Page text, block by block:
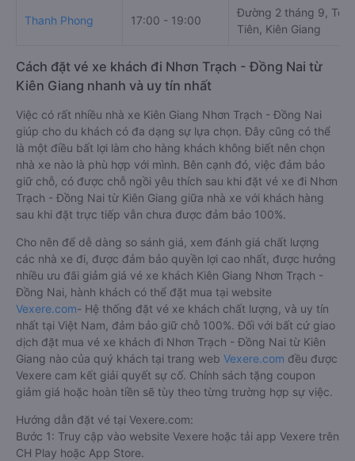
Thanh Phong 17:00 - 19:00
Đường 2 tháng 9, Tô
Tiên, Kiên Giang
Cách đặt vé xe khách đi Nhơn Trạch - Đồng Nai từ
Kiên Giang nhanh và uy tín nhất
Việc có rất nhiều nhà xe Kiên Giang Nhơn Trạch - Đồng Nai
giúp cho du khách có đa dạng sự lựa chọn. Đây cũng có thể
là một điều bất lợi làm cho hàng khách không biết nên chọn
nhà xe nào là phù hợp với mình. Bên cạnh đó, việc đảm bảo
giữ chỗ, có được chỗ ngồi yêu thích sau khi đặt vé xe đi Nhơn
Trạch - Đồng Nai từ Kiên Giang giữa nhà xe với khách hàng
sau khi đặt trực tiếp vẫn chưa được đảm bảo 100%.
Cho nên để dễ dàng so sánh giá, xem đánh giá chất lượng
các nhà xe đi, được đảm bảo quyền lợi cao nhất, được hưởng
nhiều ưu đãi giảm giá vé xe khách Kiên Giang Nhơn Trạch -
Đồng Nai, hành khách có thể đặt mua tại website
Vexere.com- Hệ thống đặt vé xe khách chất lượng, và uy tín
nhất tại Việt Nam, đảm bảo giữ chỗ 100%. Đối với bất cứ giao
dịch đặt mua vé xe khách đi Nhơn Trạch - Đồng Nai từ Kiên
Giang nào của quý khách tại trang web Vexere.com đều được
Vexere cam kết giải quyết sự cố. Chính sách tặng coupon
giảm giá hoặc hoàn tiền sẽ tùy theo từng trường hợp sự việc.
Hướng dẫn đặt vé tại Vexere.com:
Bước 1: Truy cập vào website Vexere hoặc tải app Vexere trên
CH Play hoặc App Store.